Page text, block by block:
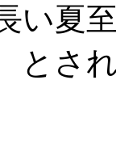
い夏
とさ